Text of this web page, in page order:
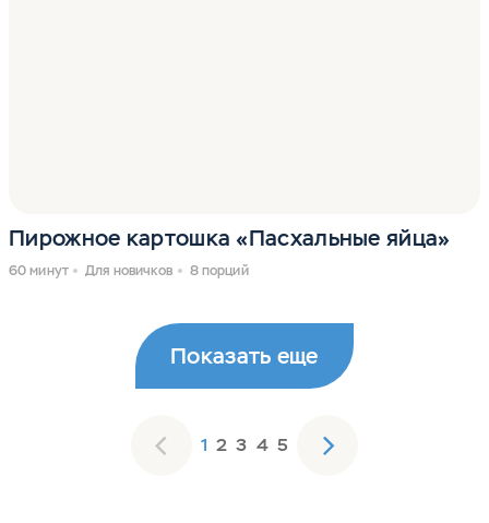
Пирожное картошка «Пасхальные яйца»
60 минут Для новичков 8 порций
Показать еще
1 2 3 4 5